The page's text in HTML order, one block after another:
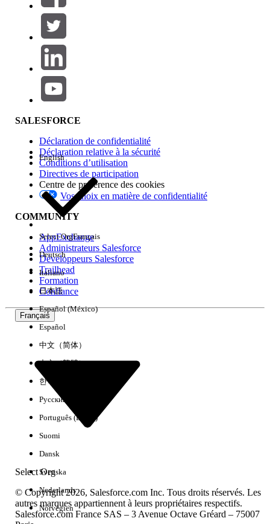
SÉLECTIONNER DES FILTRES
Gamme de produits
Impact des fonctionnalités
Edition
Expérience
Aucun résultat
SALESFORCE
Déclaration de confidentialité
Déclaration relative à la sécurité
Conditions d’utilisation
Directives de participation
Centre de préférence des cookies
Vos choix en matière de confidentialité
COMMUNITY
AppExchange
Administrateurs Salesforce
Développeurs Salesforce
Trailhead
Formation
Confiance
Français
Select Org
English
Select OrgFrançais
Deutsch
Italiano
日本語
Español (México)
Español
中文（简体）
中文（繁體）
한국어
Русский
Português (Brasil)
Suomi
Dansk
Svenska
Nederlands
Norvégien
© Copyright 2026, Salesforce.com Inc. Tous droits réservés. Les
autres marques appartiennent à leurs propriétaires respectifs.
Salesforce.com France SAS – 3 Avenue Octave Gréard – 75007